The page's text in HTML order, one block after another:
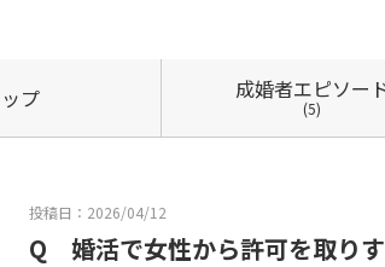
ップ 成婚者エピソー
(5)
投稿日：2026/04/12
Q 婚活で女性から許可を取りす